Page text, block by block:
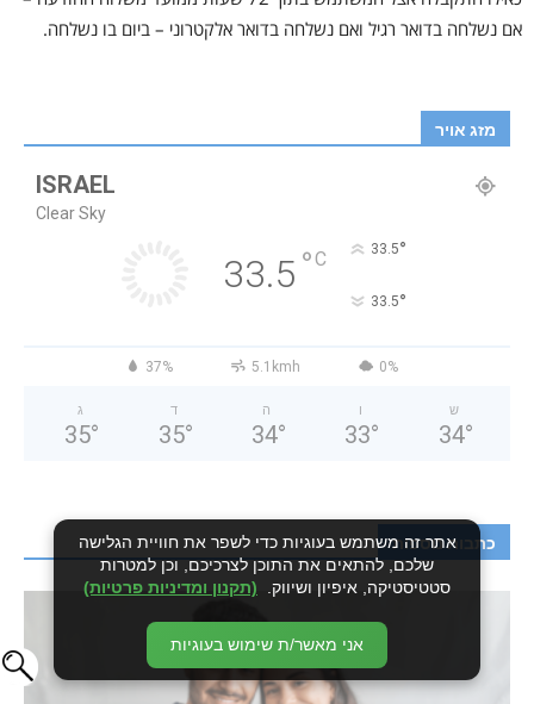
אם נשלחה בדואר רגיל ואם נשלחה בדואר אלקטרוני – ביום בו נשלחה.
מזג אויר
ISRAEL
Clear Sky
33.5 °C 33.5°
33.5°
37% 5.1kmh 0%
ג
35°
ד
35°
ה
34°
ו
33°
ש
34°
כתבות נוספות
אתר זה משתמש בעוגיות כדי לשפר את חוויית הגלישה
שלכם, להתאים את התוכן לצרכיכם, וכן למטרות
סטטיסטיקה, איפיון ושיווק.
(תקנון ומדיניות פרטיות)
אני מאשר/ת שימוש בעוגיות